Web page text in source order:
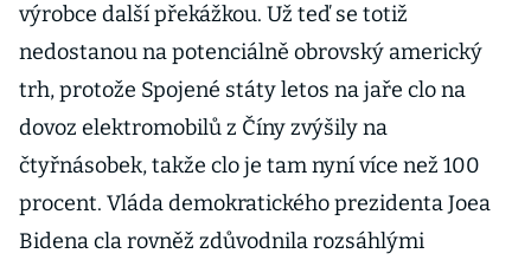
výrobce další překážkou. Už teď se totiž
nedostanou na potenciálně obrovský americký
trh, protože Spojené státy letos na jaře clo na
dovoz elektromobilů z Číny zvýšily na
čtyřnásobek, takže clo je tam nyní více než 100
procent. Vláda demokratického prezidenta Joea
Bidena cla rovněž zdůvodnila rozsáhlými